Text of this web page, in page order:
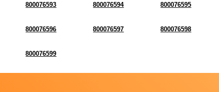
800076593 800076594 800076595
800076596 800076597 800076598
800076599